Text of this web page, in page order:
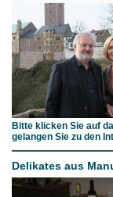
Bitte klicken Sie auf
gelangen Sie zu den
Delikates aus